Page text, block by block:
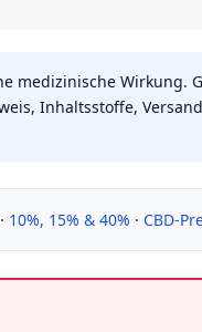
medizinische Wirkung.
Inhaltsstoffe,
· 10%, 15% & 40% · CBD-